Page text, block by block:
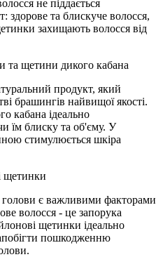
не піддається
здорове та блискуче волосся,
захищають волосся від
та щетини дикого кабана
продукт, який
брашингів найвищої якості.
кабана ідеально
їм блиску та об'єму. У
стимулюється шкіра
щетинки
голови є важливими факторами
волосся - це запорука
щетинки ідеально
пошкодженню